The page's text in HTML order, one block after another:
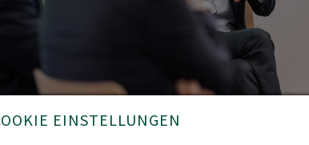
Cremer auf dem Podium
EINSTELLUNGEN